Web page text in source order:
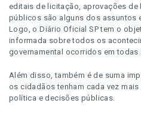
editais de licitação, aprovações de
públicos são alguns dos assuntos
Logo, o Diário Oficial SP tem o
informada sobre todos os
governamental ocorridos em
Além disso, também é de suma
os cidadãos tenham cada vez
política e decisões públicas.